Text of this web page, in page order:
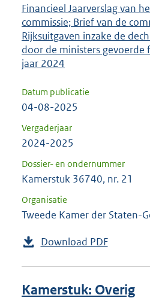
keuze
te
bevestigen.
Financieel Jaarverslag van
commissie; Brief van de
Rijksuitgaven inzake de
door de ministers gevoerde
jaar 2024
Datum publicatie
04-08-2025
Vergaderjaar
2024-2025
Dossier- en ondernummer
Kamerstuk 36740, nr. 21
Organisatie
Tweede Kamer der Staten-
Download PDF
Kamerstuk: Overig